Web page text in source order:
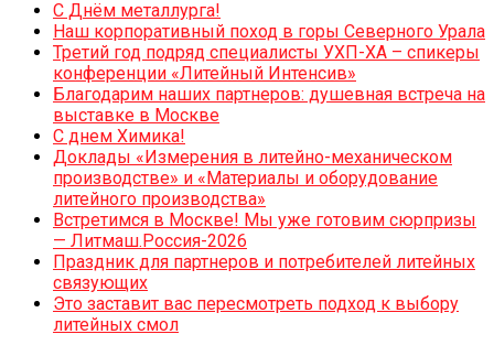
С Днём металлурга!
Наш корпоративный поход в горы Северного Урала
Третий год подряд специалисты УХП-ХА – спикеры
конференции «Литейный Интенсив»
Благодарим наших партнеров: душевная встреча на
выставке в Москве
С днем Химика!
Доклады «Измерения в литейно-механическом
производстве» и «Материалы и оборудование
литейного производства»
Встретимся в Москве! Мы уже готовим сюрпризы
— Литмаш.Россия-2026
Праздник для партнеров и потребителей литейных
связующих
Это заставит вас пересмотреть подход к выбору
литейных смол